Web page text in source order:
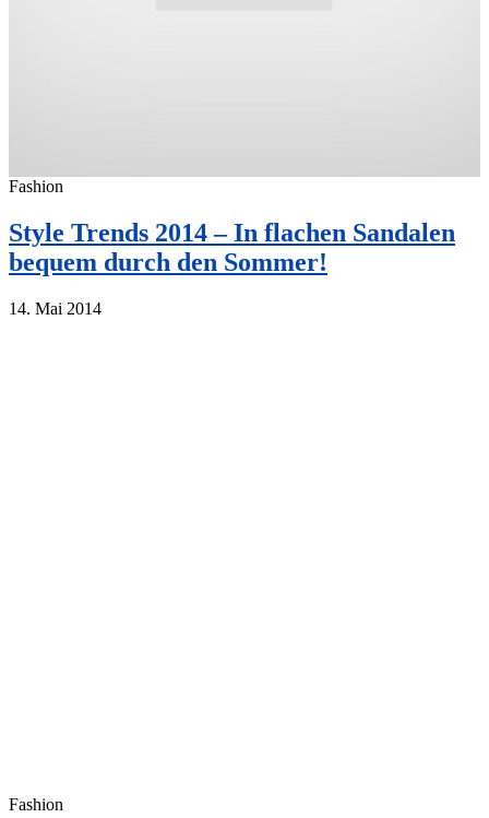
Fashion
Style Trends 2014 – In flachen Sandalen
bequem durch den Sommer!
14. Mai 2014
Fashion